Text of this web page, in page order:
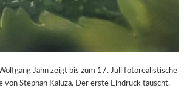
Jahn zeigt bis zum 17. Juli fotorealistische
von Stephan Kaluza. Der erste Eindruck täuscht.